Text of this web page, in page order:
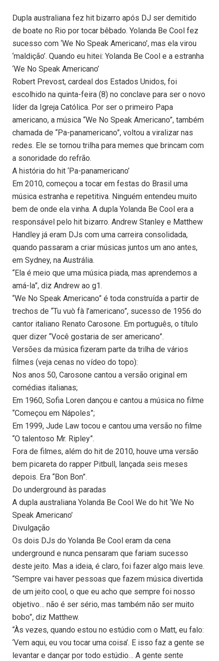
Dupla australiana fez hit bizarro após DJ ser demitido
de boate no Rio por tocar bêbado. Yolanda Be Cool fez
sucesso com ‘We No Speak Americano’, mas ela virou
‘maldição’. Quando eu hitei: Yolanda Be Cool e a estranha
‘We No Speak Americano’
Robert Prevost, cardeal dos Estados Unidos, foi
escolhido na quinta-feira (8) no conclave para ser o novo
líder da Igreja Católica. Por ser o primeiro Papa
americano, a música “We No Speak Americano”, também
chamada de “Pa-panamericano”, voltou a viralizar nas
redes. Ele se tornou trilha para memes que brincam com
a sonoridade do refrão.
A história do hit ‘Pa-panamericano’
Em 2010, começou a tocar em festas do Brasil uma
música estranha e repetitiva. Ninguém entendeu muito
bem de onde ela vinha. A dupla Yolanda Be Cool era a
responsável pelo hit bizarro. Andrew Stanley e Matthew
Handley já eram DJs com uma carreira consolidada,
quando passaram a criar músicas juntos um ano antes,
em Sydney, na Austrália.
“Ela é meio que uma música piada, mas aprendemos a
amá-la”, diz Andrew ao g1.
“We No Speak Americano” é toda construída a partir de
trechos de “Tu vuò fà l’americano”, sucesso de 1956 do
cantor italiano Renato Carosone. Em português, o título
quer dizer “Você gostaria de ser americano”.
Versões da música fizeram parte da trilha de vários
filmes (veja cenas no vídeo do topo):
Nos anos 50, Carosone cantou a versão original em
comédias italianas;
Em 1960, Sofia Loren dançou e cantou a música no filme
“Começou em Nápoles”;
Em 1999, Jude Law tocou e cantou uma versão no filme
“O talentoso Mr. Ripley”.
Fora de filmes, além do hit de 2010, houve uma versão
bem picareta do rapper Pitbull, lançada seis meses
depois. Era “Bon Bon”.
Do underground às paradas
A dupla australiana Yolanda Be Cool We do hit ‘We No
Speak Americano’
Divulgação
Os dois DJs do Yolanda Be Cool eram da cena
underground e nunca pensaram que fariam sucesso
deste jeito. Mas a ideia, é claro, foi fazer algo mais leve.
“Sempre vai haver pessoas que fazem música divertida
de um jeito cool, o que eu acho que sempre foi nosso
objetivo… não é ser sério, mas também não ser muito
bobo”, diz Matthew.
“Às vezes, quando estou no estúdio com o Matt, eu falo:
‘Vem aqui, eu vou tocar uma coisa’. E isso faz a gente se
levantar e dançar por todo estúdio… A gente sente